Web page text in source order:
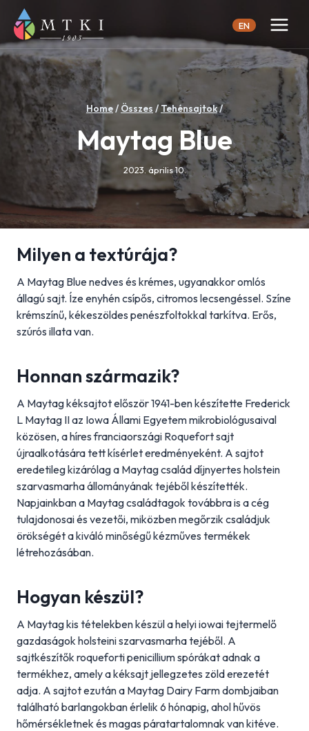
content
EN
Home/ Összes / Tehénsajtok/
Maytag Blue
2023. április 10.
Milyen a textúrája?
A Maytag Blue nedves és krémes, ugyanakkor omlós
állagú sajt. Íze enyhén csípős, citromos lecsengéssel. Színe
krémszínű, kékeszöldes penészfoltokkal tarkítva. Erős,
szúrós illata van.
Honnan származik?
A Maytag kéksajtot először 1941-ben készítette Frederick
L Maytag II az Iowa Állami Egyetem mikrobiológusaival
közösen, a híres franciaországi Roquefort sajt
újraalkotására tett kísérlet eredményeként. A sajtot
eredetileg kizárólag a Maytag család díjnyertes holstein
szarvasmarha állományának tejéből készítették.
Napjainkban a Maytag családtagok továbbra is a cég
tulajdonosai és vezetői, miközben megőrzik családjuk
örökségét a kiváló minőségű kézműves termékek
létrehozásában.
Hogyan készül?
A Maytag kis tételekben készül a helyi iowai tejtermelő
gazdaságok holsteini szarvasmarha tejéből. A
sajtkészítők roqueforti penicillium spórákat adnak a
termékhez, amely a kéksajt jellegzetes zöld erezetét
adja. A sajtot ezután a Maytag Dairy Farm dombjaiban
található barlangokban érlelik 6 hónapig, ahol hűvös
hőmérsékletnek és magas páratartalomnak van kitéve.